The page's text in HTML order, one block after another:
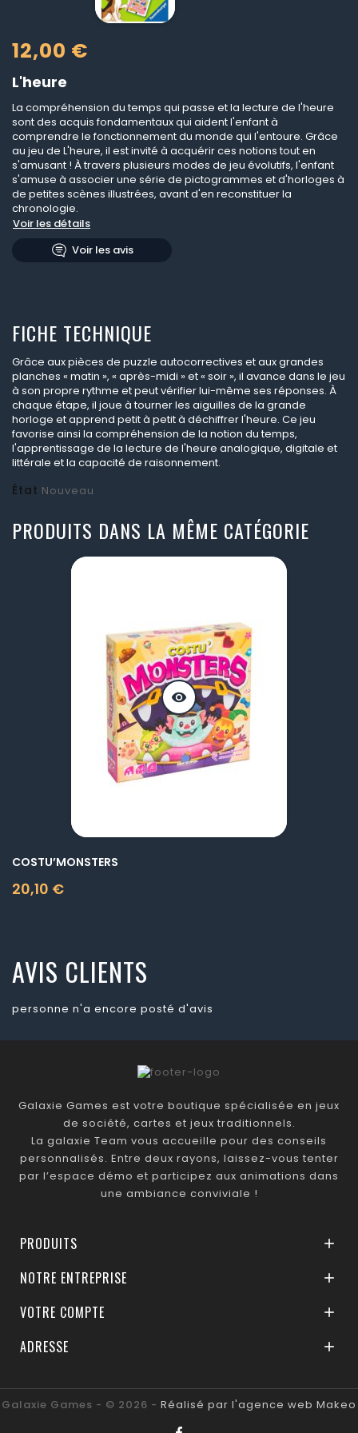
12,00 €
L'heure
La compréhension du temps qui passe et la lecture de l'heure
sont des acquis fondamentaux qui aident l'enfant à
comprendre le fonctionnement du monde qui l'entoure. Grâce
au jeu de L'heure, il est invité à acquérir ces notions tout en
s'amusant ! À travers plusieurs modes de jeu évolutifs, l'enfant
s'amuse à associer une série de pictogrammes et d'horloges à
de petites scènes illustrées, avant d'en reconstituer la
chronologie.
Voir les détails
Voir les avis
FICHE TECHNIQUE
Grâce aux pièces de puzzle autocorrectives et aux grandes
planches « matin », « après-midi » et « soir », il avance dans le jeu
à son propre rythme et peut vérifier lui-même ses réponses. À
chaque étape, il joue à tourner les aiguilles de la grande
horloge et apprend petit à petit à déchiffrer l'heure. Ce jeu
favorise ainsi la compréhension de la notion du temps,
l'apprentissage de la lecture de l'heure analogique, digitale et
littérale et la capacité de raisonnement.
État Nouveau
PRODUITS DANS LA MÊME CATÉGORIE
visibility
COSTU’MONSTERS
20,10 €
Prix
AVIS CLIENTS
personne n'a encore posté d'avis
Galaxie Games est votre boutique spécialisée en jeux
de société, cartes et jeux traditionnels.
La galaxie Team vous accueille pour des conseils
personnalisés. Entre deux rayons, laissez-vous tenter
par l’espace démo et participez aux animations dans
une ambiance conviviale !
PRODUITS 
NOTRE ENTREPRISE 
VOTRE COMPTE 
ADRESSE 
Galaxie Games - © 2026 - Réalisé par l'agence web Makeo